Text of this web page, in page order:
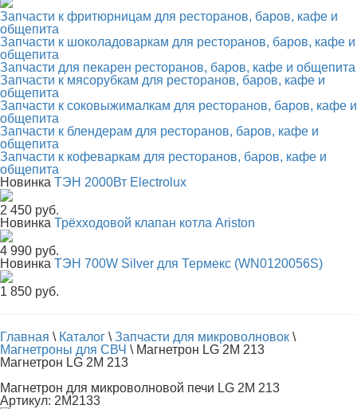
Запчасти к фритюрницам для ресторанов, баров, кафе и
общепита
Запчасти к шоколадоваркам для ресторанов, баров, кафе и
общепита
Запчасти для пекарен ресторанов, баров, кафе и общепита
Запчасти к мясорубкам для ресторанов, баров, кафе и
общепита
Запчасти к соковыжималкам для ресторанов, баров, кафе и
общепита
Запчасти к блендерам для ресторанов, баров, кафе и
общепита
Запчасти к кофеваркам для ресторанов, баров, кафе и
общепита
Новинка ТЭН 2000Вт Electrolux
2 450 руб.
Новинка Трёхходовой клапан котла Ariston
4 990 руб.
Новинка ТЭН 700W Silver для Термекс (WN0120056S)
1 850 руб.
Главная \ Каталог \ Запчасти для микроволновок \
Магнетроны для СВЧ \ Магнетрон LG 2M 213
Магнетрон LG 2M 213
Магнетрон для микроволновой печи LG 2M 213
Артикул: 2М2133